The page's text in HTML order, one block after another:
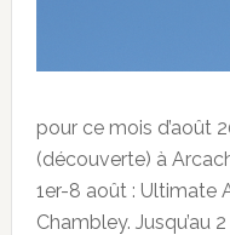
pour ce mois d’août
(découverte) à
1er-8 août : Ultimate
Chambley. Jusqu’au